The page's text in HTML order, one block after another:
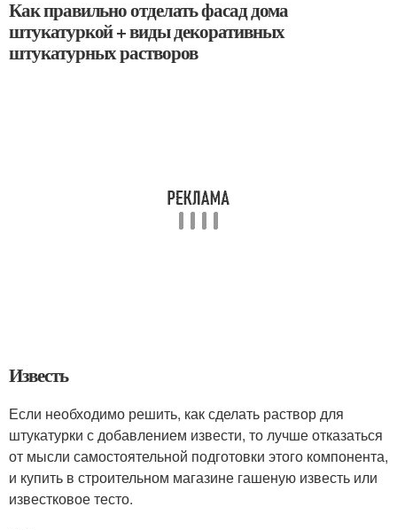
Как правильно отделать фасад дома
штукатуркой + виды декоративных
штукатурных растворов
Известь
Если необходимо решить, как сделать раствор для
штукатурки с добавлением извести, то лучше отказаться
от мысли самостоятельной подготовки этого компонента,
и купить в строительном магазине гашеную известь или
известковое тесто.